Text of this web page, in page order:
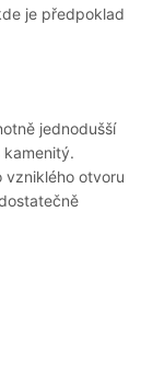
je předpoklad
jednodušší
vzniklého otvoru